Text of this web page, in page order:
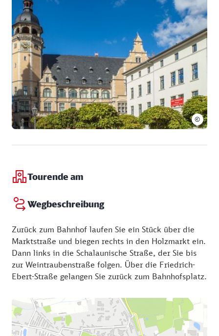
Webseite:
http://www.koethen-
anhalt.de/de/rathaus-koethen.html
©
Tourende am
Wegbeschreibung
Zurück zum Bahnhof laufen Sie ein Stück über die
Marktstraße und biegen rechts in den Holzmarkt ein.
Dann links in die Schalaunische Straße, der Sie bis
zur Weintraubenstraße folgen. Über die Friedrich-
Ebert-Straße gelangen Sie zurück zum Bahnhofsplatz.